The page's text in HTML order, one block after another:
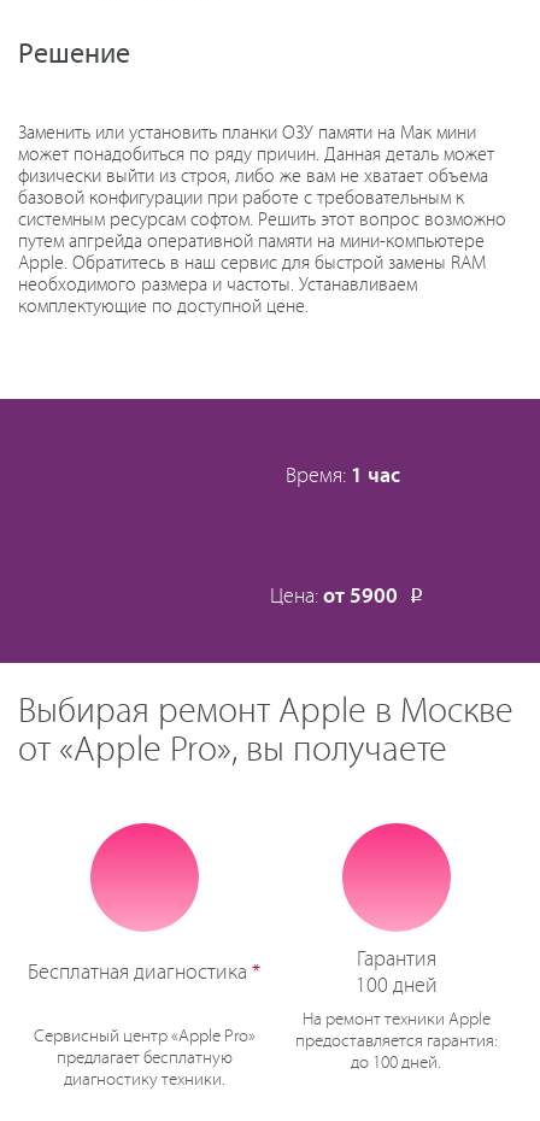
Решение
Заменить или установить планки ОЗУ памяти на Мак мини
может понадобиться по ряду причин. Данная деталь может
физически выйти из строя, либо же вам не хватает объема
базовой конфигурации при работе с требовательным к
системным ресурсам софтом. Решить этот вопрос возможно
путем апгрейда оперативной памяти на мини-компьютере
Apple. Обратитесь в наш сервис для быстрой замены RAM
необходимого размера и частоты. Устанавливаем
комплектующие по доступной цене.
Время: 1 час
Цена: от 5900 Р
Выбирая ремонт Apple в Москве
от «Apple Pro», вы получаете
Бесплатная диагностика *
Сервисный центр «Apple Pro»
предлагает бесплатную
диагностику техники.
Гарантия
100 дней
На ремонт техники Apple
предоставляется гарантия:
до 100 дней.